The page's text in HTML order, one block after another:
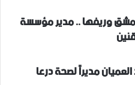
وريفها .. مدير مؤسسة
مديراً لصحة درعا